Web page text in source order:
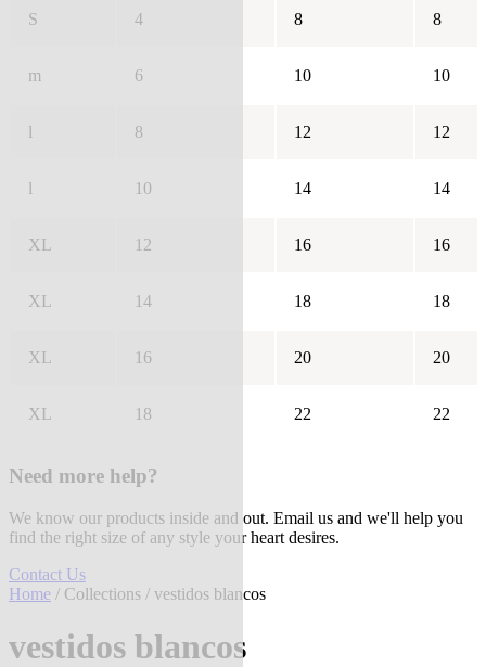
S 4 8 8
m 6 10 10
l 8 12 12
l 10 14 14
XL 12 16 16
XL 14 18 18
XL 16 20 20
XL 18 22 22
Need more help?
We know our products inside and out. Email us and we'll help you
find the right size of any style your heart desires.
Contact Us
Home / Collections / vestidos blancos
vestidos blancos